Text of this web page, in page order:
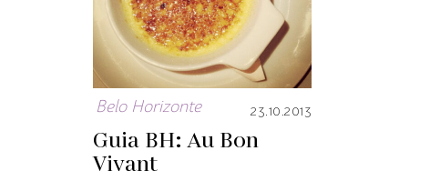
Belo Horizonte 23.10.2013
Guia BH: Au Bon
Vivant